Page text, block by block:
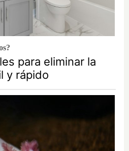
para eliminar la
y rápido